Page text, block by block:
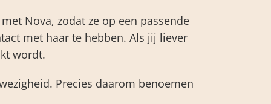
Nova, zodat ze op een passende
met haar te hebben. Als jij liever
wordt.
Precies daarom benoemen